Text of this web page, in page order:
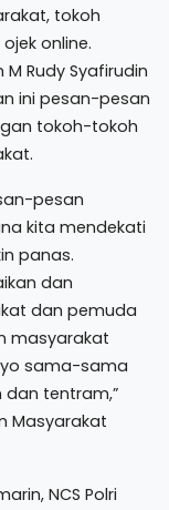
tokoh
online.
Rudy Syafirudin
ini pesan-pesan
tokoh-tokoh
pesan
kita mendekati
panas.
dan
dan pemuda
masyarakat
sama-sama
tentram,”
Masyarakat
NCS Polri